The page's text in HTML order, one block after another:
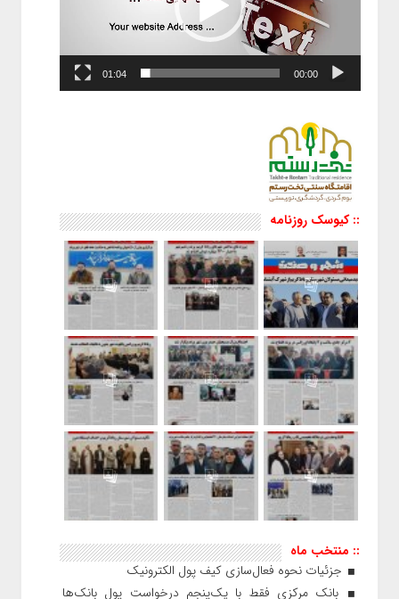
00:00
01:04
:: کیوسک روزنامه
:: منتخب ماه
جزئیات نحوه فعال‌سازی کیف پول الکترونیک
بانک مرکزی فقط با یک‌‎پنجم درخواست پول بانک‌ها